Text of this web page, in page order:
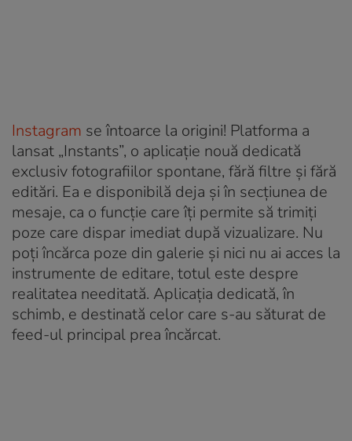
Instagram se întoarce la origini! Platforma a
lansat „Instants”, o aplicație nouă dedicată
exclusiv fotografiilor spontane, fără filtre și fără
editări. Ea e disponibilă deja și în secțiunea de
mesaje, ca o funcție care îți permite să trimiți
poze care dispar imediat după vizualizare. Nu
poți încărca poze din galerie și nici nu ai acces la
instrumente de editare, totul este despre
realitatea needitată. Aplicația dedicată, în
schimb, e destinată celor care s-au săturat de
feed-ul principal prea încărcat.